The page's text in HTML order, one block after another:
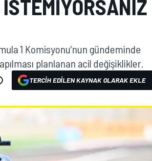
1 Komisyonu’nun gündeminde
planlanan acil değişiklikler.
TERCIH EDILEN KAYNAK OLARAK EKLE